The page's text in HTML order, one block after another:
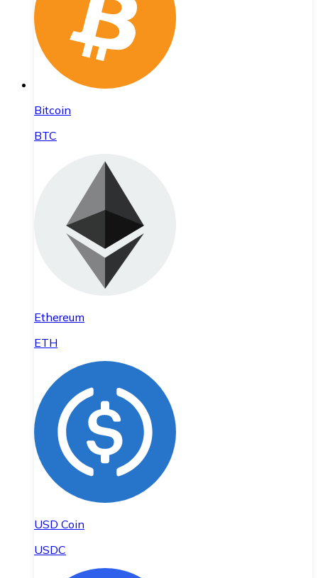
Bitcoin
BTC
Ethereum
ETH
USD Coin
USDC